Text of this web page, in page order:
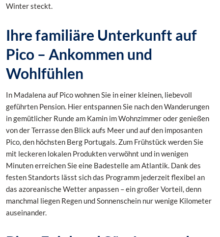
Winter steckt.
Ihre familiäre Unterkunft auf
Pico – Ankommen und
Wohlfühlen
In Madalena auf Pico wohnen Sie in einer kleinen, liebevoll
geführten Pension. Hier entspannen Sie nach den Wanderungen
in gemütlicher Runde am Kamin im Wohnzimmer oder genießen
von der Terrasse den Blick aufs Meer und auf den imposanten
Pico, den höchsten Berg Portugals. Zum Frühstück werden Sie
mit leckeren lokalen Produkten verwöhnt und in wenigen
Minuten erreichen Sie eine Badestelle am Atlantik. Dank des
festen Standorts lässt sich das Programm jederzeit flexibel an
das azoreanische Wetter anpassen – ein großer Vorteil, denn
manchmal liegen Regen und Sonnenschein nur wenige Kilometer
auseinander.